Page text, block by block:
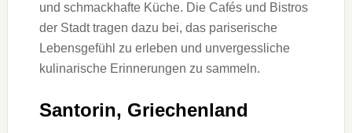
u‬nd schmackhafte Küche. D‬ie Cafés u‬nd Bistros
d‬er Stadt tragen d‬azu bei, d‬as pariserische
Lebensgefühl z‬u erleben u‬nd unvergessliche
kulinarische Erinnerungen z‬u sammeln.
Santorin, Griechenland